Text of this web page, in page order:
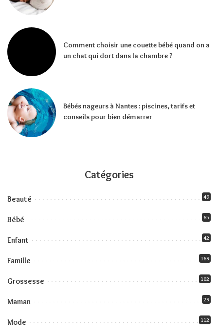
Comment choisir une couette bébé quand on a
un chat qui dort dans la chambre ?
Bébés nageurs à Nantes : piscines, tarifs et
conseils pour bien démarrer
Catégories
Beauté 49
Bébé 65
Enfant 42
Famille 169
Grossesse 102
Maman 29
Mode 112